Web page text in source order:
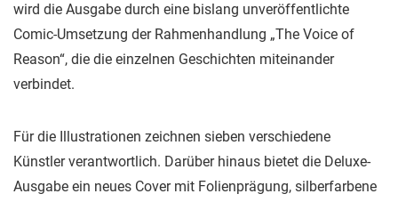
wird die Ausgabe durch eine bislang unveröffentlichte
Comic-Umsetzung der Rahmenhandlung „The Voice of
Reason“, die die einzelnen Geschichten miteinander
verbindet.
Für die Illustrationen zeichnen sieben verschiedene
Künstler verantwortlich. Darüber hinaus bietet die Deluxe-
Ausgabe ein neues Cover mit Folienprägung, silberfarbene